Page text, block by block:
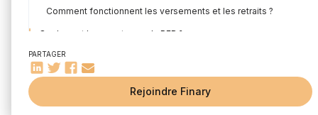
Comment fonctionnent les versements et les retraits ?
Quels sont les avantages du PER ?
Réduction d'impôt immédiate selon votre tranche
marginale
Avantages successoraux pour la transmission de
Flexibilité des versements et gestion pilotée
PARTAGER
Rejoindre Finary
Rédigé parFlorian Corteel Édité parLouis Sellier
Mis à jour le 27 juillet 2026